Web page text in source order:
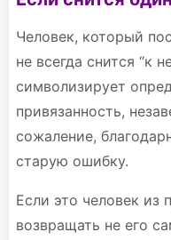
Человек, который
не всегда снится “к
символизирует
привязанность,
сожаление,
старую ошибку.
Если это человек из
возвращать не его